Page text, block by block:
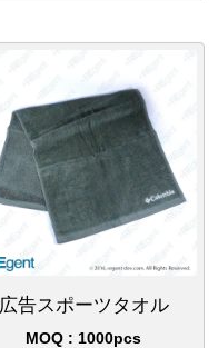
広告スポーツタオル
MOQ : 1000pcs